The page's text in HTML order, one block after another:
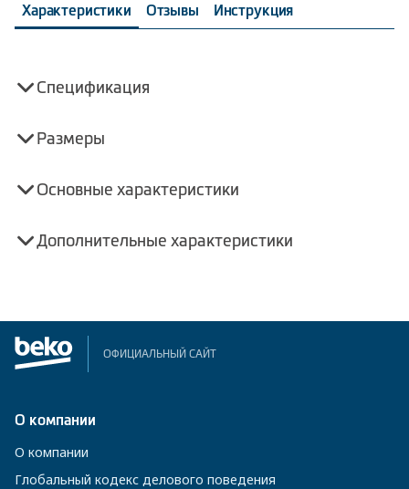
Характеристики Отзывы Инструкция
Спецификация
Размеры
Основные характеристики
Дополнительные характеристики
ОФИЦИАЛЬНЫЙ САЙТ
О компании
О компании
Глобальный кодекс делового поведения